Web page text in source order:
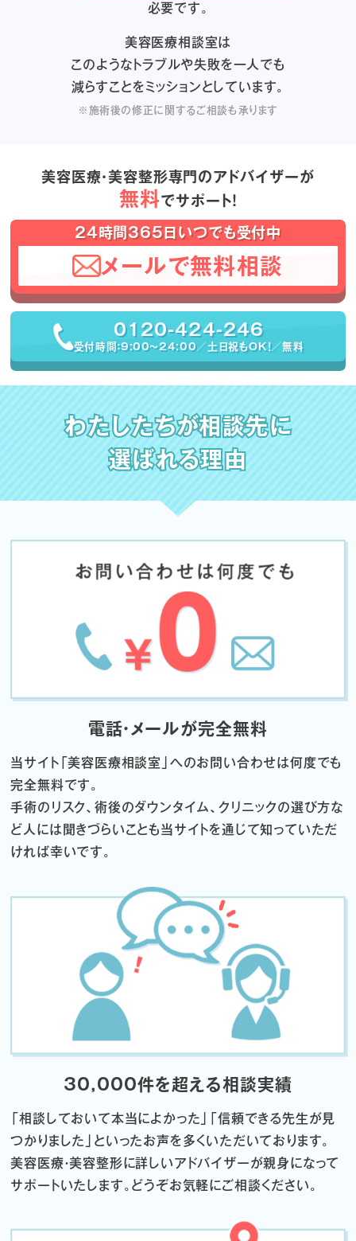
必要です。
美容医療相談室は
このようなトラブルや失敗を一人でも
減らすことをミッションとしています。
※施術後の修正に関するご相談も承ります
美容医療・美容整形専門のアドバイザーが
無料でサポート！
24時間365日いつでも受付中
メールで無料相談
0120-424-246
受付時間：9:00〜24:00／土日祝もOK！／無料
わたしたちが相談先に
選ばれる理由
電話・メールが完全無料
当サイト「美容医療相談室」へのお問い合わせは何度でも
完全無料です。
手術のリスク、術後のダウンタイム、クリニックの選び方な
ど 人には聞きづらいことも当サイトを通じて知っていただ
ければ幸いです。
30,000件を超える相談実績
「相談しておいて本当によかった」「信頼できる先生が見
つかりました」 といったお声を多くいただいております。
美容医療・美容整形に詳しいアドバイザーが親身になって
サポートいたします。 どうぞお気軽にご相談ください。